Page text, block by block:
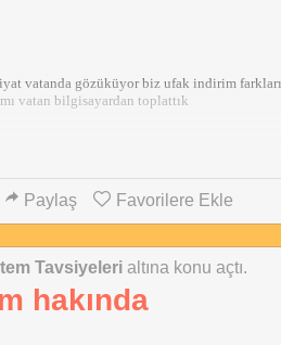
vatanda gözüküyor biz ufak indirim
vatan bilgisayardan toplattık
4.5GHz 64MB 170W 5nm İşlemci
Paylaş Favorilere Ekle
Tavsiyeleri altına konu açtı.
hakında